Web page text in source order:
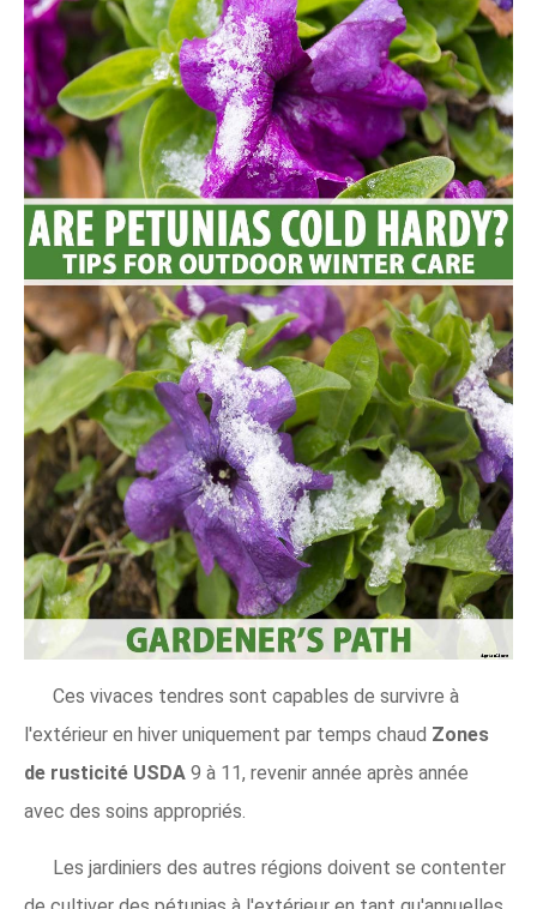
Ces vivaces tendres sont capables de survivre à
l'extérieur en hiver uniquement par temps chaud Zones
de rusticité USDA 9 à 11, revenir année après année
avec des soins appropriés.
Les jardiniers des autres régions doivent se contenter